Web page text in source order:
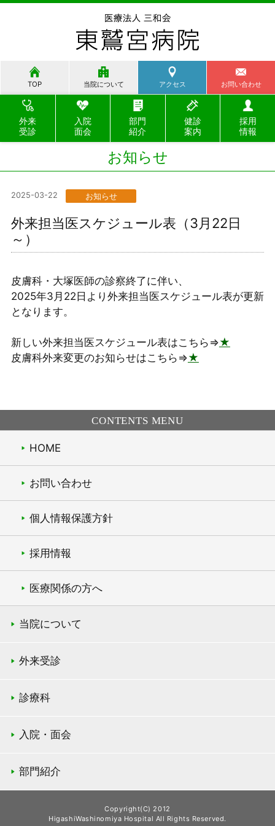
TOP 当院について アクセス お問い合わせ
外来
受診
入院
面会
部門
紹介
健診
案内
採用
情報
お知らせ
2025-03-22 お知らせ
外来担当医スケジュール表（3月22日
～）
皮膚科・大塚医師の診察終了に伴い、
2025年3月22日より外来担当医スケジュール表が更新
となります。
新しい外来担当医スケジュール表はこちら⇒★
皮膚科外来変更のお知らせはこちら⇒★
CONTENTS MENU
HOME
お問い合わせ
個人情報保護方針
採用情報
医療関係の方へ
当院について
外来受診
診療科
入院・面会
部門紹介
Copyright(C) 2012
HigashiWashinomiya Hospital All Rights Reserved.